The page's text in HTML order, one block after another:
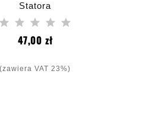
Statora
47,00 złCena
(zawiera VAT 23%)